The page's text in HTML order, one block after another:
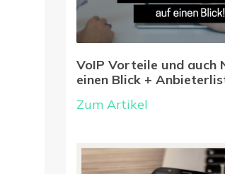
VoIP Vorteile und auch
einen Blick +
Zum Artikel